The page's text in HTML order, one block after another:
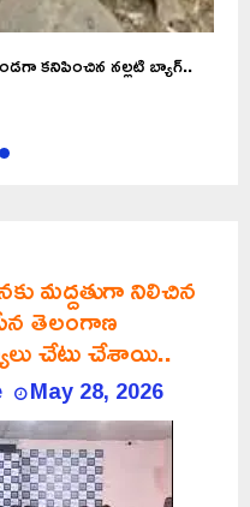
కనిపించిన నల్లటి బ్యాగ్..
మద్దతుగా నిలిచిన
తెలంగాణ
చేటు చేశాయి..
May 28, 2026